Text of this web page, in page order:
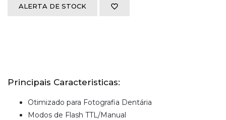
ALERTA DE STOCK
Principais Caracteristicas:
Otimizado para Fotografia Dentária
Modos de Flash TTL/Manual